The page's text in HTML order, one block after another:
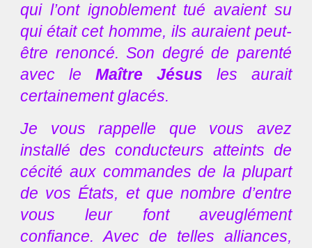
qui l’ont ignoblement tué avaient su
qui était cet homme, ils auraient peut-
être renoncé. Son degré de parenté
avec leMaître Jésus les aurait
certainement glacés.
Je vous rappelle que vous avez
installé des conducteurs atteints de
cécité aux commandes de la plupart
de vos États, et que nombre d’entre
vous leur font aveuglément
confiance. Avec de telles alliances,